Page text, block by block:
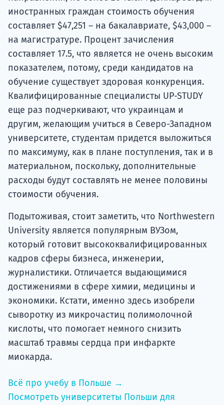
иностранных граждан стоимость обучения
составляет $47,251 – на бакалавриате, $43,000 –
на магистратуре. Процент зачисления
составляет 17.5, что является не очень высоким
показателем, потому, среди кандидатов на
обучение существует здоровая конкуренция.
Квалифицированные специалисты UP-STUDY
еще раз подчеркивают, что украинцам и
другим, желающим учиться в Северо-Западном
университете, студентам придется выложиться
по максимуму, как в плане поступления, так и в
материальном, поскольку, дополнительные
расходы будут составлять не менее половины
стоимости обучения.
Подытоживая, стоит заметить, что Northwestern
University является популярным ВУЗом,
который готовит высококвалифицированных
кадров сферы бизнеса, инженерии,
журналистики. Отличается выдающимися
достижениями в сфере химии, медицины и
экономики. Кстати, именно здесь изобрели
сыворотку из микрочастиц полимолочной
кислоты, что помогает немного снизить
масштаб травмы сердца при инфаркте
миокарда.
Всё про учебу в Польше →
Посмотреть университеты Польши для